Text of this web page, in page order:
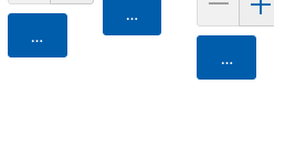
Agregar
Agregar